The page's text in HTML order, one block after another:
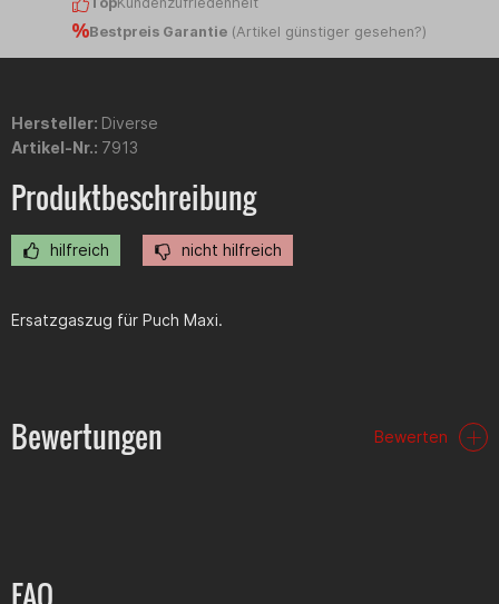
Bestpreis Garantie (Artikel günstiger gesehen?)
Hersteller: Diverse
Artikel-Nr.: 7913
Produktbeschreibung
hilfreich nicht hilfreich
Ersatzgaszug für Puch Maxi.
Bewertungen Bewerten